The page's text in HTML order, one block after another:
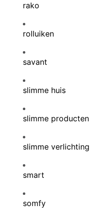
rako
rolluiken
savant
slimme huis
slimme producten
slimme verlichting
smart
somfy